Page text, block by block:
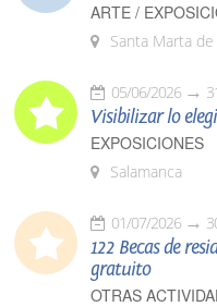
ARTE /
Santa Marta
05/06/2026
Visibilizar lo
EXPOSICIONES
Salamanca
01/07/2026
122 Becas de
gratuito
OTRAS